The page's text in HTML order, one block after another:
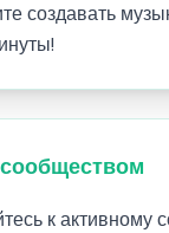
создавать
к активному